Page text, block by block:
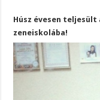
Húsz évesen
zeneiskolába!